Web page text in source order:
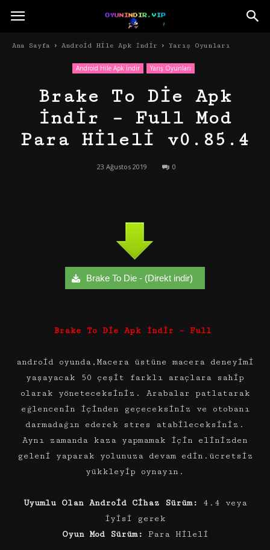
Ana Sayfa Android Hile Apk İndir Yarış Oyunları
Android Hile Apk İndir Yarış Oyunları
Brake To Die Apk
İndir – Full Mod
Para Hileli v0.85.4
23 Ağustos 2019 0
Brake To Die - (Direkt indir)
Brake To Die Apk İndir – Full
android oyunda,Macera üstüne macera deneyimi
yaşayacak 50 çeşit farklı araçlara sahip
olarak yöneteceksiniz. Arabalar patlatarak
eğlencenin içinden geçeceksiniz ve otobanı
darmadağın ederek stres atabileceksiniz.
Aynı zamanda kaza yapmamak için elinizden
geleni yaparak yolunuza devam edin.ücretsiz
yükkleyip oynayın.
Uyumlu Olan Android Cihaz Sürüm: 4.4 veya
iyisi gerek
Oyun Mod Sürüm: Para Hileli